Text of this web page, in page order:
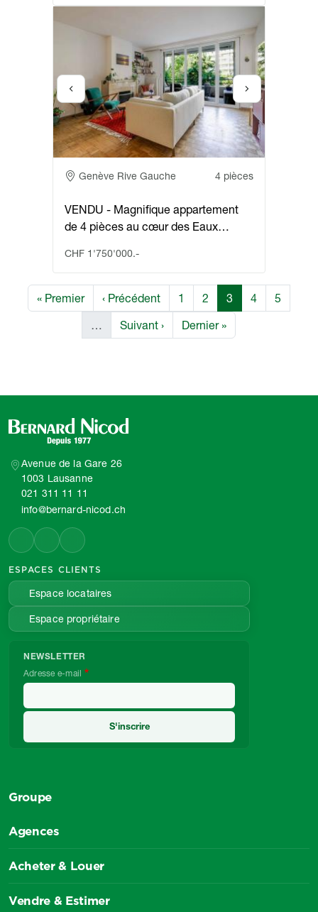
Adresse
Genève Rive Gauche 4 pièces
VENDU - Magnifique appartement
de 4 pièces au cœur des Eaux…
CHF 1'750'000.-
Pagination
Première page
« Premier Page précédente
‹ Précédent Page
1 Page
2 Page
3 Page
4 Page
5
…
Page suivante
Suivant › Dernière page
Dernier »
Avenue de la Gare 26
1003 Lausanne
021 311 11 11
info@bernard-nicod.ch
ESPACES CLIENTS
Espace locataires
Espace propriétaire
NEWSLETTER
Adresse e-mail
Groupe
Agences
Acheter & Louer
Vendre & Estimer